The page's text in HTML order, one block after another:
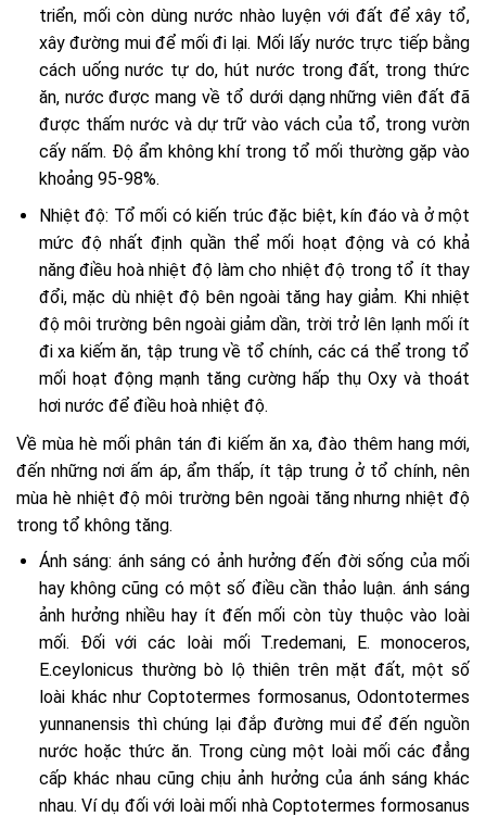
triển, mối còn dùng nước nhào luyện với đất để xây tổ,
xây đường mui để mối đi lại. Mối lấy nước trực tiếp bằng
cách uống nước tự do, hút nước trong đất, trong thức
ăn, nước được mang về tổ dưới dạng những viên đất đã
được thấm nước và dự trữ vào vách của tổ, trong vườn
cấy nấm. Độ ẩm không khí trong tổ mối thường gặp vào
khoảng 95-98%.
Nhiệt độ: Tổ mối có kiến trúc đặc biệt, kín đáo và ở một
mức độ nhất định quần thể mối hoạt động và có khả
năng điều hoà nhiệt độ làm cho nhiệt độ trong tổ ít thay
đổi, mặc dù nhiệt độ bên ngoài tăng hay giảm. Khi nhiệt
độ môi trường bên ngoài giảm dần, trời trở lên lạnh mối ít
đi xa kiếm ăn, tập trung về tổ chính, các cá thể trong tổ
mối hoạt động mạnh tăng cường hấp thụ Oxy và thoát
hơi nước để điều hoà nhiệt độ.
Về mùa hè mối phân tán đi kiếm ăn xa, đào thêm hang mới,
đến những nơi ấm áp, ẩm thấp, ít tập trung ở tổ chính, nên
mùa hè nhiệt độ môi trường bên ngoài tăng nhưng nhiệt độ
trong tổ không tăng.
Ánh sáng: ánh sáng có ảnh hưởng đến đời sống của mối
hay không cũng có một số điều cần thảo luận. ánh sáng
ảnh hưởng nhiều hay ít đến mối còn tùy thuộc vào loài
mối. Đối với các loài mối T.redemani, E. monoceros,
E.ceylonicus thường bò lộ thiên trên mặt đất, một số
loài khác như Coptotermes formosanus, Odontotermes
yunnanensis thì chúng lại đắp đường mui để đến nguồn
nước hoặc thức ăn. Trong cùng một loài mối các đẳng
cấp khác nhau cũng chịu ảnh hưởng của ánh sáng khác
nhau. Ví dụ đối với loài mối nhà Coptotermes formosanus